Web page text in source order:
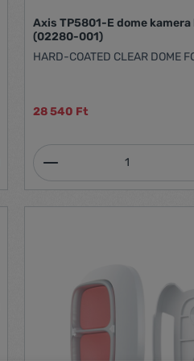
a kívánt
Axis TP5801-E dome kamera
(02280-001)
HARD-COATED CLEAR DOME
28 540 Ft